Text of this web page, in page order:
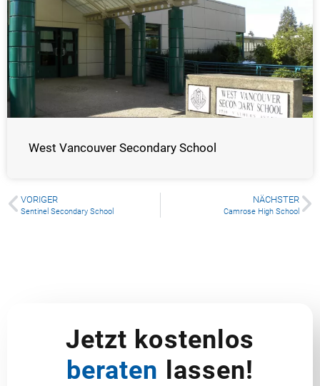
West Vancouver Secondary School
VORIGER
Sentinel Secondary School
NÄCHSTER
Camrose High School
Jetzt kostenlos
beraten lassen!